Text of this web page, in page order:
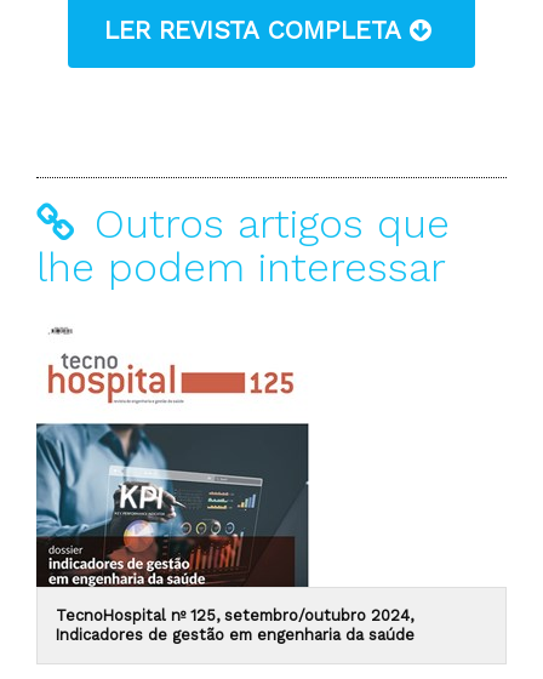
LER REVISTA COMPLETA
Outros artigos que
lhe podem interessar
TecnoHospital nº 125, setembro/outubro 2024,
Indicadores de gestão em engenharia da saúde